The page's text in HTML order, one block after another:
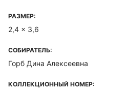
РАЗМЕР:
2,4 x 3,6
СОБИРАТЕЛЬ:
Горб Дина Алексеевна
КОЛЛЕКЦИОННЫЙ НОМЕР: